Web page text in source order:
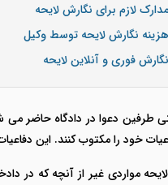
مدارک لازم برای نگارش لایحه
هزینه نگارش لایحه توسط وکیل
نگارش فوری و آنلاین لایحه
طرفین دعوا در دادگاه حاضر می
خود را مکتوب کنند. این
مواردی غیر از آنچه که